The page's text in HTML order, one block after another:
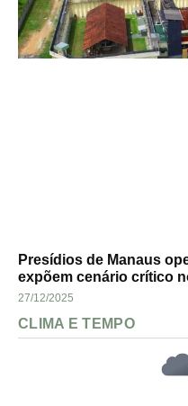
Presídios de Manaus
expõem cenário crítico
27/12/2025
CLIMA E TEMPO